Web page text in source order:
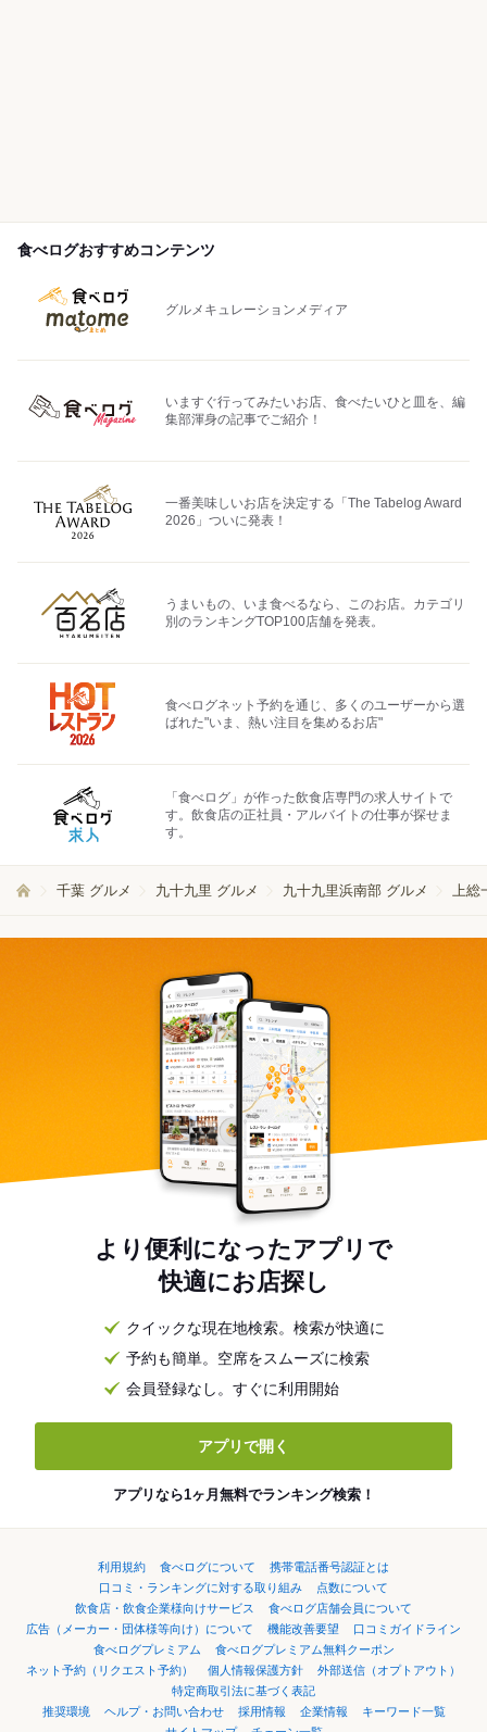
食べログおすすめコンテンツ
グルメキュレーションメディア
いますぐ行ってみたいお店、食べたいひと皿を、編
集部渾身の記事でご紹介！
一番美味しいお店を決定する「The Tabelog Award
2026」ついに発表！
うまいもの、いま食べるなら、このお店。カテゴリ
別のランキングTOP100店舗を発表。
食べログネット予約を通じ、多くのユーザーから選
ばれた"いま、熱い注目を集めるお店"
「食べログ」が作った飲食店専門の求人サイトで
す。飲食店の正社員・アルバイトの仕事が探せま
す。
千葉 グルメ 九十九里 グルメ 九十九里浜南部 グルメ 上総
より便利になったアプリで
快適にお店探し
クイックな現在地検索。検索が快適に
予約も簡単。空席をスムーズに検索
会員登録なし。すぐに利用開始
アプリで開く
アプリなら1ヶ月無料でランキング検索！
利用規約 食べログについて
携帯電話番号認証とは
口コミ・ランキングに対する取り組み
点数について
飲食店・飲食企業様向けサービス
食べログ店舗会員について
広告（メーカー・団体様等向け）について
機能改善要望
口コミガイドライン
食べログプレミアム
食べログプレミアム無料クーポン
ネット予約（リクエスト予約）
個人情報保護方針
外部送信（オプトアウト）
特定商取引法に基づく表記
推奨環境
ヘルプ・お問い合わせ 採用情報 企業情報
キーワード一覧